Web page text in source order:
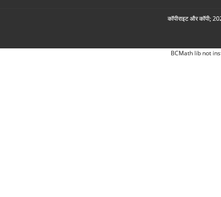
कॉपीराइट और कॉपी;
BCMath lib not